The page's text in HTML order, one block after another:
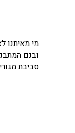
ובנם
סביבת